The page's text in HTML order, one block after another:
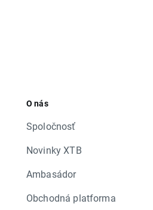
O nás
Spoločnosť
Novinky XTB
Ambasádor
Obchodná platforma